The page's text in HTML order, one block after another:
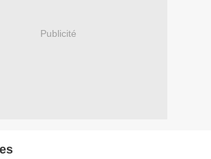
Publicité